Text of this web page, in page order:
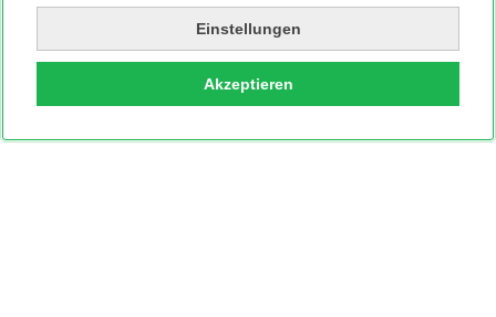
Einstellungen
Akzeptieren